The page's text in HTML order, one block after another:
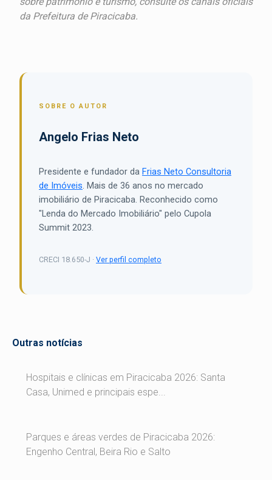
Outras notícias
Hospitais e clínicas em Piracicaba 2026: Santa
Casa, Unimed e principais espe...
Parques e áreas verdes de Piracicaba 2026:
Engenho Central, Beira Rio e Salto
da Prefeitura de Piracicaba.
SOBRE O AUTOR
Angelo Frias Neto
Presidente e fundador da Frias Neto Consultoria
de Imóveis. Mais de 36 anos no mercado
imobiliário de Piracicaba. Reconhecido como
"Lenda do Mercado Imobiliário" pelo Cupola
Summit 2023.
CRECI 18.650-J · Ver perfil completo